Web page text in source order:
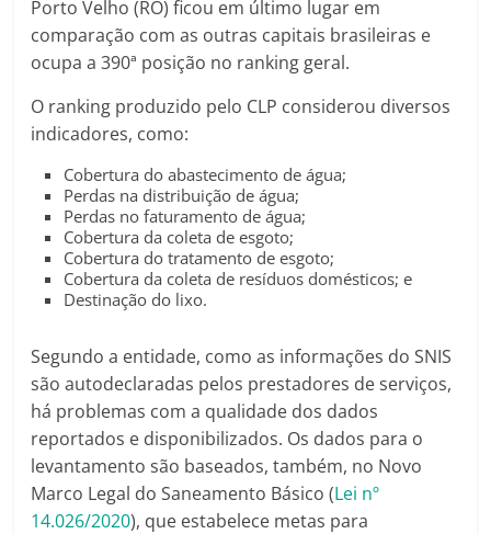
Porto Velho (RO) ficou em último lugar em
comparação com as outras capitais brasileiras e
ocupa a 390ª posição no ranking geral.
O ranking produzido pelo CLP considerou diversos
indicadores, como:
Cobertura do abastecimento de água;
Perdas na distribuição de água;
Perdas no faturamento de água;
Cobertura da coleta de esgoto;
Cobertura do tratamento de esgoto;
Cobertura da coleta de resíduos domésticos; e
Destinação do lixo.
Segundo a entidade, como as informações do SNIS
são autodeclaradas pelos prestadores de serviços,
há problemas com a qualidade dos dados
reportados e disponibilizados. Os dados para o
levantamento são baseados, também, no Novo
Marco Legal do Saneamento Básico (Lei nº
14.026/2020), que estabelece metas para